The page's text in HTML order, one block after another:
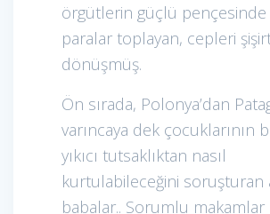
örgütlerin güçlü
paralar toplayan, cepleri
dönüşmüş.
Ön sırada, Polonya’dan
varıncaya dek çocuklarının
yıkıcı tutsaklıktan nasıl
kurtulabileceğini soruşturan
babalar.. Sorumlu makamlar